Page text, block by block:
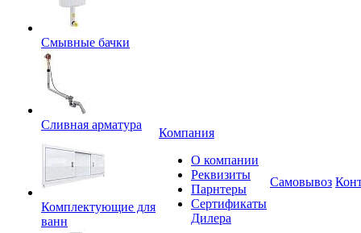
Смывные бачки
Сливная арматура
Комплектующие для
ванн
Компания
О компании
Реквизиты
Парнтеры
Сертификаты
Дилера
Самовывоз